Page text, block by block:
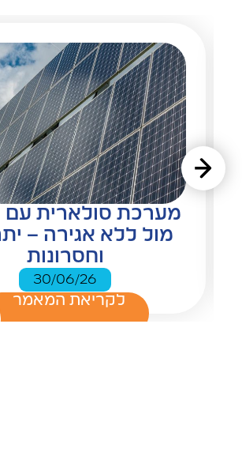
מערכת סולארית עם
מול ללא אגירה –
וחסרונות
30/06/26
לקריאת המאמר